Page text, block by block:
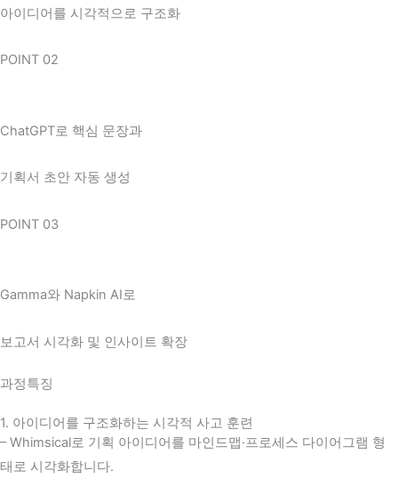
아이디어를 시각적으로 구조화
POINT 02
ChatGPT로 핵심 문장과
기획서 초안 자동 생성
POINT 03
Gamma와 Napkin AI로
보고서 시각화 및 인사이트 확장
과정특징
1. 아이디어를 구조화하는 시각적 사고 훈련
– Whimsical로 기획 아이디어를 마인드맵·프로세스 다이어그램 형
태로 시각화합니다.